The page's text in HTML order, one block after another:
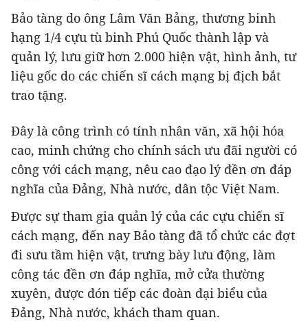
Bảo tàng do ông Lâm Văn Bảng, thương binh
hạng 1/4 cựu tù binh Phú Quốc thành lập và
quản lý, lưu giữ hơn 2.000 hiện vật, hình ảnh, tư
liệu gốc do các chiến sĩ cách mạng bị địch bắt
trao tặng.
Đây là công trình có tính nhân văn, xã hội hóa
cao, minh chứng cho chính sách ưu đãi người có
công với cách mạng, nêu cao đạo lý đền ơn đáp
nghĩa của Đảng, Nhà nước, dân tộc Việt Nam.
Được sự tham gia quản lý của các cựu chiến sĩ
cách mạng, đến nay Bảo tàng đã tổ chức các đợt
đi sưu tầm hiện vật, trưng bày lưu động, làm
công tác đền ơn đáp nghĩa, mở cửa thường
xuyên, được đón tiếp các đoàn đại biểu của
Đảng, Nhà nước, khách tham quan.